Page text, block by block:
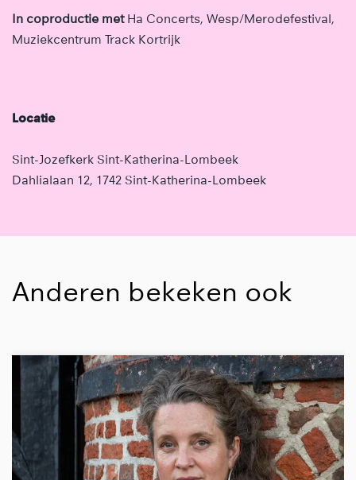
In coproductie metHa Concerts, Wesp/Merodefestival,
Muziekcentrum Track Kortrijk
Locatie
Sint-Jozefkerk Sint-Katherina-Lombeek
Dahlialaan 12, 1742 Sint-Katherina-Lombeek
Anderen bekeken ook